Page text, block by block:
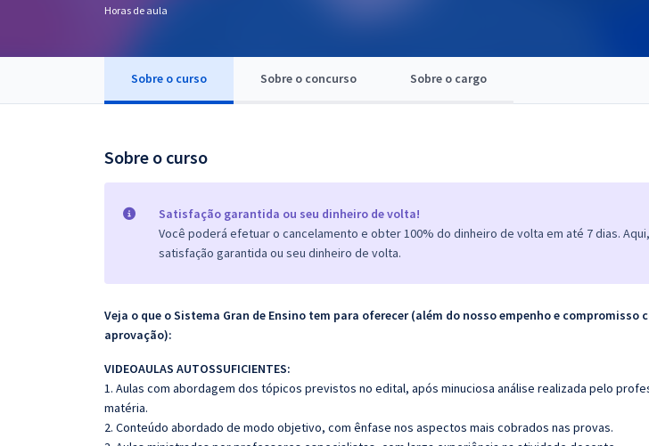
OAB
Questões grátis
Conteúdo gratuito
Horas de aula
Sobre o curso Sobre o concurso Sobre o cargo
Sobre o curso
Satisfação garantida ou seu dinheiro de volta!
Você poderá efetuar o cancelamento e obter 100% do dinheiro de volta em até 7 dias.
satisfação garantida ou seu dinheiro de volta.
Veja o que o Sistema Gran de Ensino tem para oferecer (além do nosso empenho e compromisso
aprovação):
VIDEOAULAS AUTOSSUFICIENTES:
1. Aulas com abordagem dos tópicos previstos no edital, após minuciosa análise realizada pelo
matéria.
2. Conteúdo abordado de modo objetivo, com ênfase nos aspectos mais cobrados nas provas.